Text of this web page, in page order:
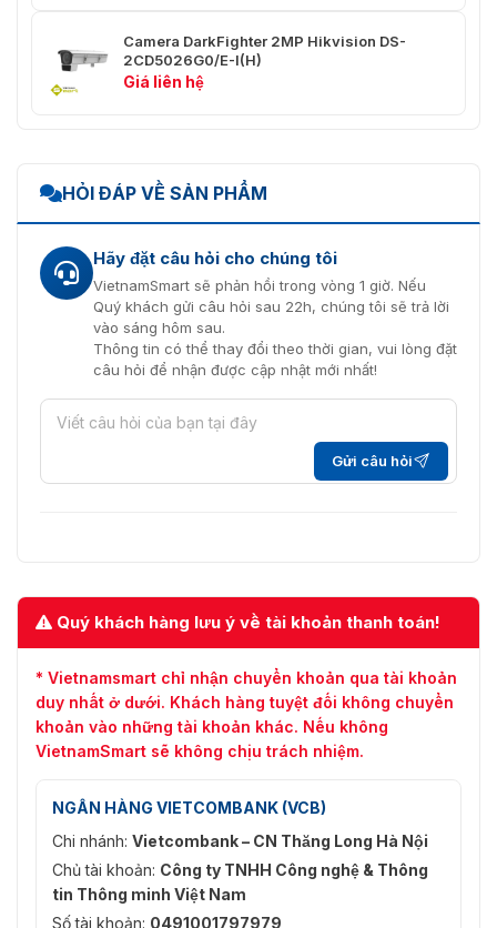
Phạm vi di
chuyển
Pan: Xoay 360° liên tục; Nghiêng: Từ -20°
đến + 90° (tự động lật)
Tốc độ
Có thể định cấu hình, Từ 0,2°/s đến 100°/s
Thu
phóng
theo tỷ lệ
Đúng
Tổng cộng 300, 273 có thể cấu hình được.
Quét tuần
tuần tra
4; Hơn 10 phút cho mỗi mẫu
khung/Quét toàn cảnh
Đèn chiếu
Khoảng
cách hồng
Lên đến 100m
và góc IR
Tự động điều chỉnh
Chức
Camera DarkFighter 2MP Hikvision DS-
2CD5026G0/E-I(H)
Giá liên hệ
HỎI ĐÁP VỀ SẢN PHẨM
Hãy đặt câu hỏi cho chúng tôi
VietnamSmart sẽ phản hồi trong vòng 1 giờ. Nếu
Quý khách gửi câu hỏi sau 22h, chúng tôi sẽ trả lời
vào sáng hôm sau.
Thông tin có thể thay đổi theo thời gian, vui lòng đặt
câu hỏi để nhận được cập nhật mới nhất!
Gửi câu hỏi
Quý khách hàng lưu ý về tài khoản thanh toán!
* Vietnamsmart chỉ nhận chuyển khoản qua tài khoản
duy nhất ở dưới. Khách hàng tuyệt đối không chuyển
khoản vào những tài khoản khác. Nếu không
VietnamSmart sẽ không chịu trách nhiệm.
NGÂN HÀNG VIETCOMBANK (VCB)
Chi nhánh: Vietcombank – CN Thăng Long Hà Nội
Chủ tài khoản: Công ty TNHH Công nghệ & Thông
tin Thông minh Việt Nam
Số tài khoản: 0491001797979